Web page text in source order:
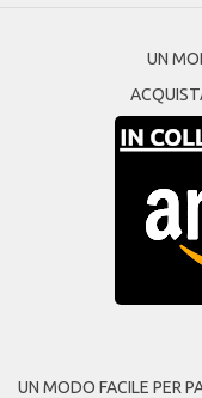
UN
UN MODO FACILE PER